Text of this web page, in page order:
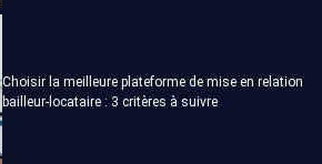
Choisir la meilleure plateforme de mise en relation
bailleur-locataire : 3 critères à suivre